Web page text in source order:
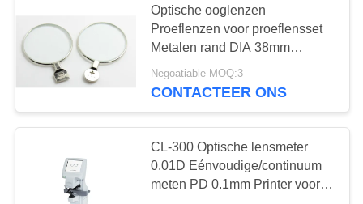
Oogstoeleenheid
Optische ooglenzen
Proeflenzen voor proeflensset
Metalen rand DIA 38mm
Gerelateerde artikelen 1pc
±0.12D~±4.00D Optische Oph
Negoatiable MOQ:3
CONTACTEER ONS
CL-300 Optische lensmeter
0.01D Eénvoudige/continuum
meten PD 0.1mm Printer voor